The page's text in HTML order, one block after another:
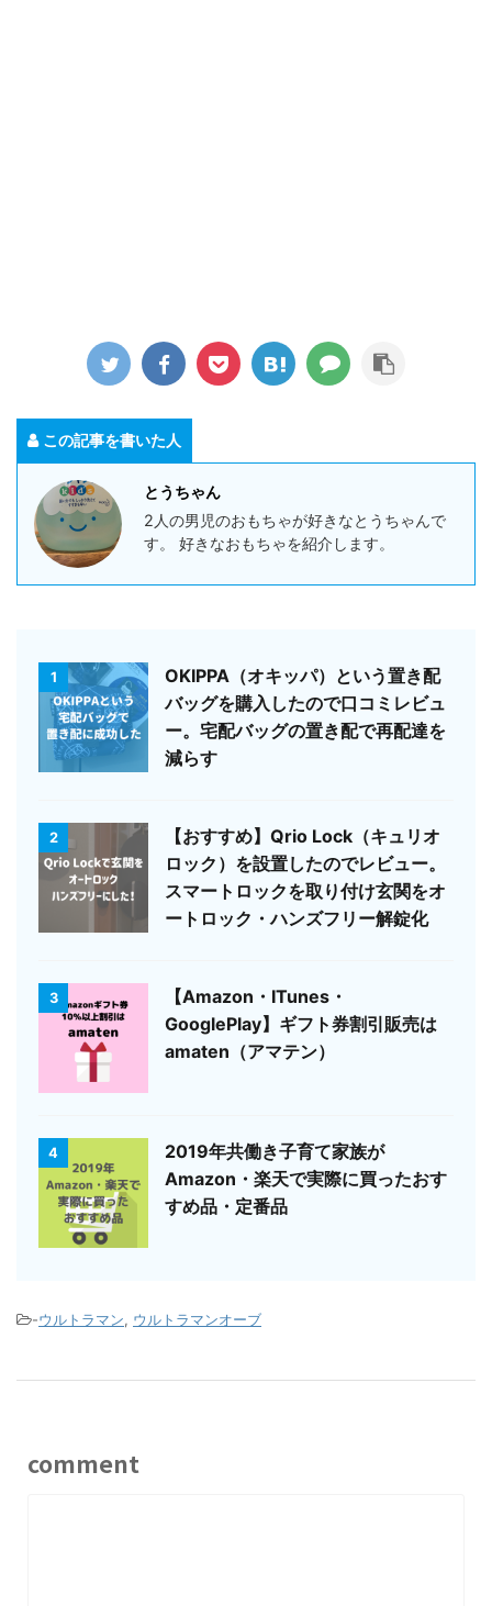
この記事を書いた人
とうちゃん
2人の男児のおもちゃが好きなとうちゃんで
す。 好きなおもちゃを紹介します。
1
OKIPPA（オキッパ）という置き配
バッグを購入したので口コミレビュ
ー。宅配バッグの置き配で再配達を
減らす
2
【おすすめ】Qrio Lock（キュリオ
ロック）を設置したのでレビュー。
スマートロックを取り付け玄関をオ
ートロック・ハンズフリー解錠化
3
【Amazon・ITunes・
GooglePlay】ギフト券割引販売は
amaten（アマテン）
4
2019年共働き子育て家族が
Amazon・楽天で実際に買ったおす
すめ品・定番品
-ウルトラマン, ウルトラマンオーブ
comment